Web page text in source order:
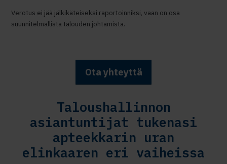
Verotus ei jää jälkikäteiseksi raportoinniksi, vaan on osa
suunnitelmallista talouden johtamista.
Ota yhteyttä
Taloushallinnon
asiantuntijat tukenasi
apteekkarin uran
elinkaaren eri vaiheissa